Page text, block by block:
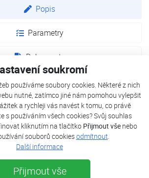
soukromí
používáme soubory cookies. Některé z nich
nutné, zatímco jiné nám pomohou vylepšit
a rychleji vás navést k tomu, co právě
s používáním všech cookies? Svůj souhlas
kliknutím na tlačítko Přijmout všenebo
souborů cookiesodmítnout
Další informace
Přijmout vše
Popis
Parametry
Dokumenty
kterými jsou chlazení, topení,
a automatický režim zajistí
během celého roku a za
jednotek AURA je kladen maximální
všechny modely dosahují
Použité ekologické chladivo R32
dopad na životní prostředí.